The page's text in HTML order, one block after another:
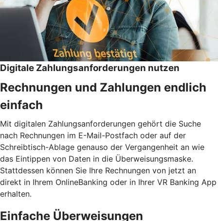
Digitale Zahlungsanforderungen nutzen
Rechnungen und Zahlungen endlich
einfach
Mit digitalen Zahlungsanforderungen gehört die Suche
nach Rechnungen im E-Mail-Postfach oder auf der
Schreibtisch-Ablage genauso der Vergangenheit an wie
das Eintippen von Daten in die Überweisungsmaske.
Stattdessen können Sie Ihre Rechnungen von jetzt an
direkt in Ihrem OnlineBanking oder in Ihrer VR Banking App
erhalten.
Einfache Überweisungen